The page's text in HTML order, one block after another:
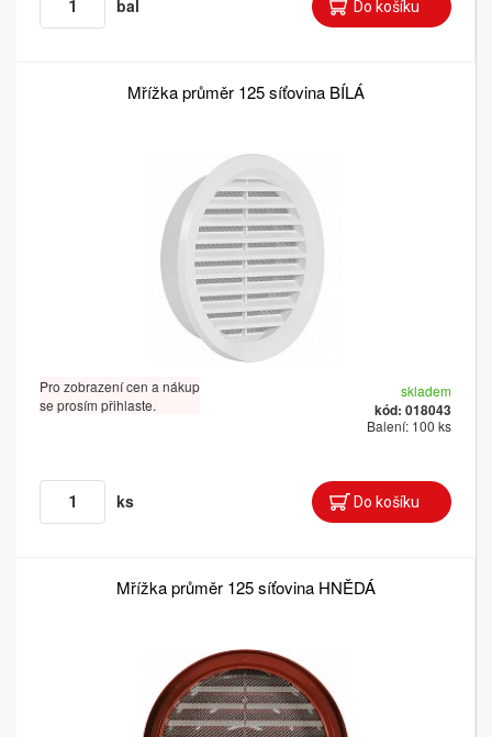
bal
Mřížka průměr 125 síťovina BÍLÁ
Pro zobrazení cen a nákup
se prosím přihlaste.
skladem
kód: 018043
Balení: 100 ks
ks
Mřížka průměr 125 síťovina HNĚDÁ